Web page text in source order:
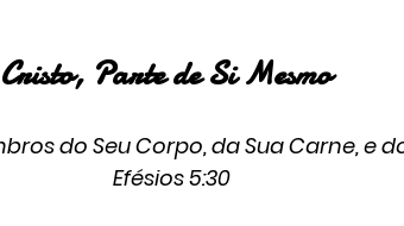
Parte de Si Mesmo
do Seu Corpo, da Sua Carne, e
Efésios 5:30